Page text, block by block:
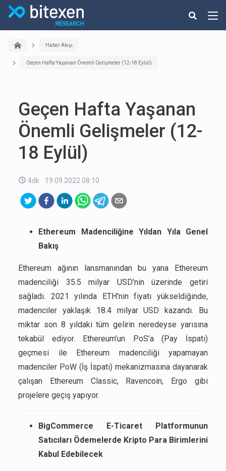
Haber Akışı
Geçen Hafta Yaşanan Önemli Gelişmeler (12-18 Eylül)
Geçen Hafta Yaşanan
Önemli Gelişmeler (12-
18 Eylül)
4dk 19.09.2022 08:10
Ethereum Madenciliğine Yıldan Yıla Genel
Bakış
Ethereum ağının lansmanından bu yana Ethereum
madenciliği 35.5 milyar USD'nin üzerinde getiri
sağladı. 2021 yılında ETH'nin fiyatı yükseldiğinde,
madenciler yaklaşık 18.4 milyar USD kazandı. Bu
miktar son 8 yıldaki tüm gelirin neredeyse yarısına
tekabül ediyor. Ethereum’un PoS’a (Pay İspatı)
geçmesi ile Ethereum madenciliği yapamayan
madenciler PoW (İş İspatı) mekanizmasına dayanarak
çalışan Ethereum Classic, Ravencoin, Ergo gibi
projelere geçiş yapıyor.
BigCommerce E-Ticaret Platformunun
Satıcıları Ödemelerde Kripto Para Birimlerini
Kabul Edebilecek